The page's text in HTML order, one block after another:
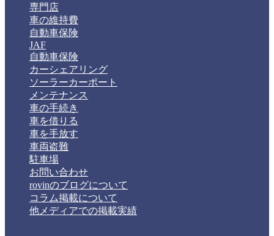
専門店
車の維持費
自動車保険
JAF
自動車保険
カーシェアリング
ソーラーカーポート
メンテナンス
車の手続き
車を借りる
車を手放す
車両盗難
駐車場
お問い合わせ
rovinのブログについて
コラム掲載について
他メディアでの掲載実績